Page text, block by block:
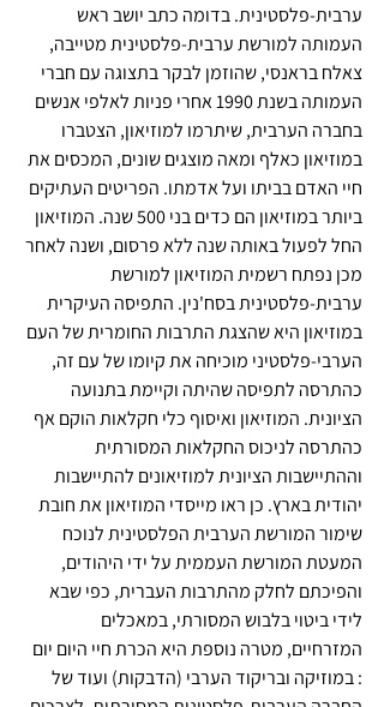
ערבית-פלסטינית. בדומה כתב יושב ראש
העמותה למורשת ערבית-פלסטינית מטייבה,
צאלח בראנסי, שהוזמן לבקר בתצוגה עם חברי
העמותה בשנת 1990 אחרי פניות לאלפי אנשים
בחברה הערבית, שיתרמו למוזיאון, הצטברו
במוזיאון כאלף ומאה מוצגים שונים, המכסים את
חיי האדם בביתו ועל אדמתו. הפריטים העתיקים
ביותר במוזיאון הם כדים בני 500 שנה. המוזיאון
החל לפעול באותה שנה ללא פרסום, ושנה לאחר
מכן נפתח רשמית המוזיאון למורשת
ערבית-פלסטינית בסח'נין. התפיסה העיקרית
במוזיאון היא שהצגת התרבות החומרית של העם
הערבי-פלסטיני מוכיחה את קיומו של עם זה,
כהתרסה לתפיסה שהיתה וקיימת בתנועה
הציונית. המוזיאון ואיסוף כלי חקלאות הוקם אף
כהתרסה לניכוס החקלאות המסורתית
וההתיישבות הציונית למוזיאונים להתיישבות
יהודית בארץ. כן ראו מייסדי המוזיאון את חובת
שימור המורשת הערבית הפלסטינית לנוכח
המעטת המורשת העממית על ידי היהודים,
והפיכתם לחלק מהתרבות העברית, כפי שבא
לידי ביטוי בלבוש המסורתי, במאכלים
המזרחיים, מטרה נוספת היא הכרת חיי היום יום
: במוזיקה ובריקוד הערבי (הדבקות) ועוד של